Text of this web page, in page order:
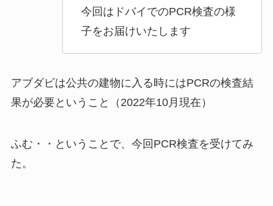
今回はドバイでのPCR検査の様
子をお届けいたします
アブダビは公共の建物に入る時にはPCRの検査結
果が必要ということ（2022年10月現在）
ふむ・・ということで、今回PCR検査を受けてみ
た。